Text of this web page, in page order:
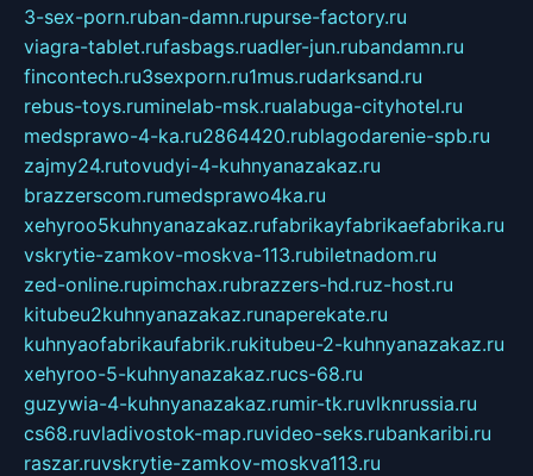
3-sex-porn.ruban-damn.rupurse-factory.ru
viagra-tablet.rufasbags.ruadler-jun.rubandamn.ru
fincontech.ru3sexporn.ru1mus.rudarksand.ru
rebus-toys.ruminelab-msk.rualabuga-cityhotel.ru
medsprawo-4-ka.ru2864420.rublagodarenie-spb.ru
zajmy24.rutovudyi-4-kuhnyanazakaz.ru
brazzerscom.rumedsprawo4ka.ru
xehyroo5kuhnyanazakaz.rufabrikayfabrikaefabrika.ru
vskrytie-zamkov-moskva-113.rubiletnadom.ru
zed-online.rupimchax.rubrazzers-hd.ruz-host.ru
kitubeu2kuhnyanazakaz.runaperekate.ru
kuhnyaofabrikaufabrik.rukitubeu-2-kuhnyanazakaz.ru
xehyroo-5-kuhnyanazakaz.rucs-68.ru
guzywia-4-kuhnyanazakaz.rumir-tk.ruvlknrussia.ru
cs68.ruvladivostok-map.ruvideo-seks.rubankaribi.ru
raszar.ruvskrytie-zamkov-moskva113.ru